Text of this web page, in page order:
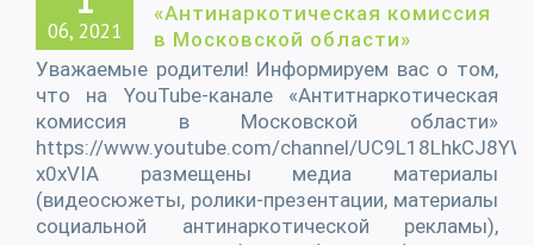
06, 2021
«Антинаркотическая комиссия
в Московской области»
Уважаемые родители! Информируем вас о том,
что на YouTube-канале «Антитнаркотическая
комиссия в Московской области»
https://www.youtube.com/channel/
x0xVIA размещены медиа материалы
(видеосюжеты, ролики-презентации, материалы
социальной антинаркотической рекламы),